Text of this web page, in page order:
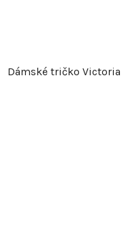
Dámské tričko Victoria